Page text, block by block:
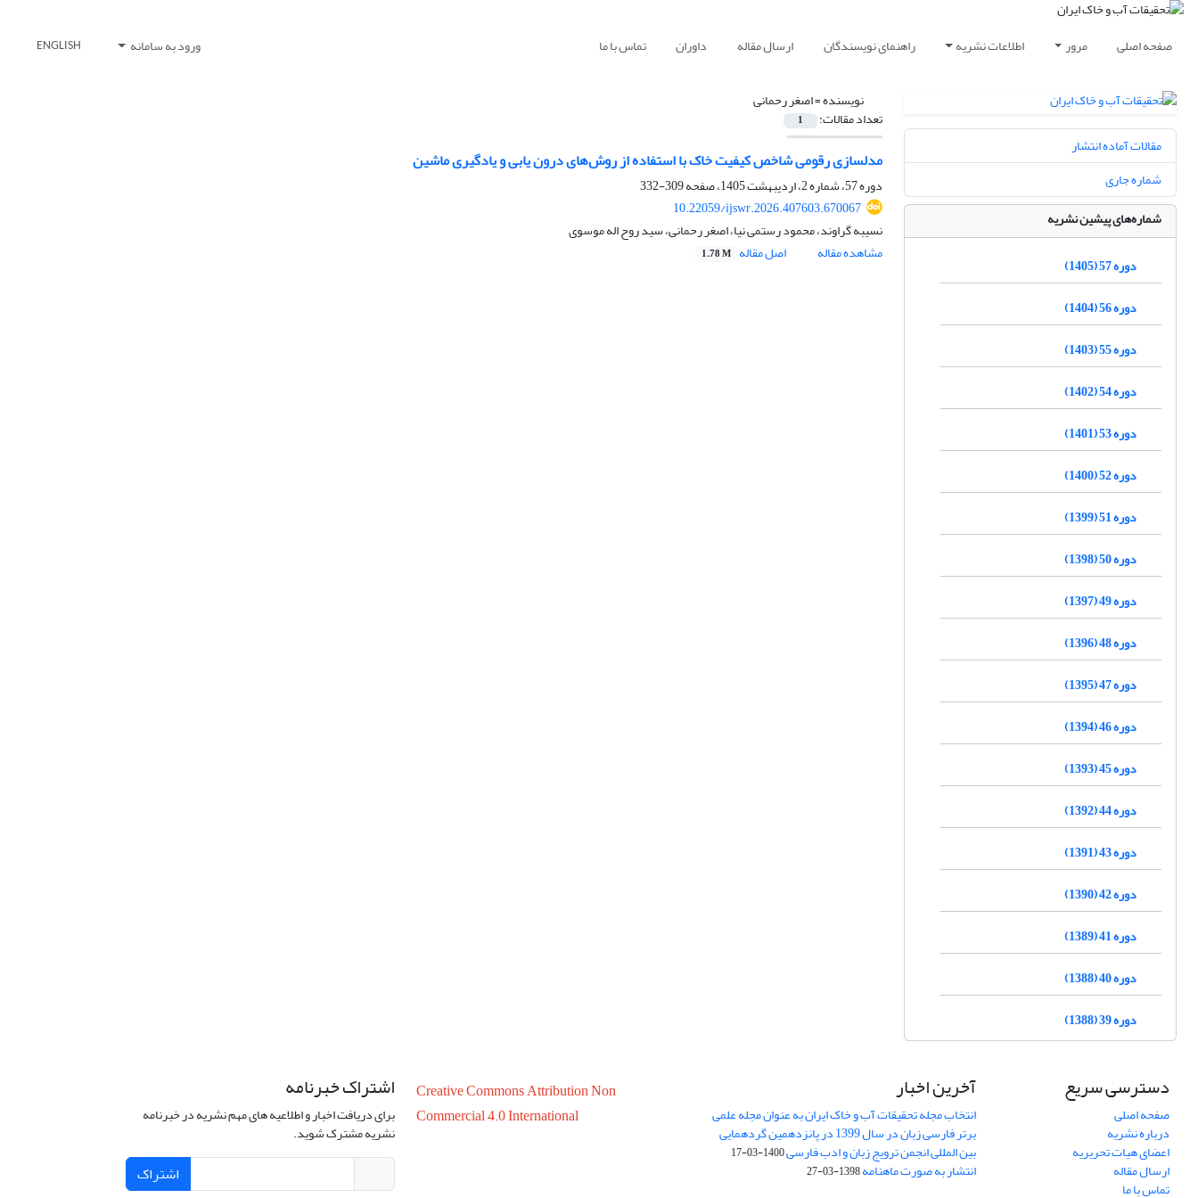
صفحه اصلی مرور اطلاعات نشریه راهنمای نویسندگان ارسال مقاله داوران تماس با ما ورود به سامانه ENGLISH
نویسنده =اصغر رحمانی
تعداد مقالات: 1
مدلسازی رقومی شاخص کیفیت خاک با استفاده از روش‌های درون یابی و یادگیری ماشین
دوره 57، شماره 2، اردیبهشت 1405، صفحه
309-332
10.22059/ijswr.2026.407603.670067
نسیبه گراوند، محمود رستمی نیا، اصغر رحمانی، سید روح اله موسوی
مشاهده مقاله
اصل مقاله 1.78 M
مقالات آماده انتشار
شماره جاری
شماره‌های پیشین نشریه
دوره 57 (1405)
دوره 56 (1404)
دوره 55 (1403)
دوره 54 (1402)
دوره 53 (1401)
دوره 52 (1400)
دوره 51 (1399)
دوره 50 (1398)
دوره 49 (1397)
دوره 48 (1396)
دوره 47 (1395)
دوره 46 (1394)
دوره 45 (1393)
دوره 44 (1392)
دوره 43 (1391)
دوره 42 (1390)
دوره 41 (1389)
دوره 40 (1388)
دوره 39 (1388)
دسترسی سریع
صفحه اصلی
درباره نشریه
اعضای هیات تحریریه
ارسال مقاله
تماس با ما
آخرین اخبار
انتخاب مجله تحقیقات آب و خاک ایران به عنوان مجله علمی
برتر فارسی زبان در سال 1399 در پانزدهمین گردهمایی
بین المللی انجمن ترویج زبان و ادب فارسی1400-03-17
انتشار به صورت ماهنامه1398-03-27
Creative Commons Attribution Non
Commercial 4.0 International
اشتراک خبرنامه
برای دریافت اخبار و اطلاعیه های مهم نشریه در خبرنامه
نشریه مشترک شوید.
اشتراک